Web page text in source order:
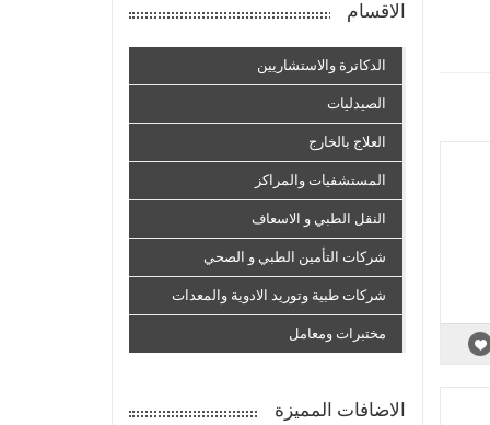
الاقسام
الدكاترة والاستشاريين
الصيدليات
العلاج بالخارج
المستشفيات والمراكز
النقل الطبي و الاسعاف
شركات التأمين الطبي و الصحي
شركات طبية وتوريد الادوية والمعدات
مختبرات ومعامل
الاضافات المميزة